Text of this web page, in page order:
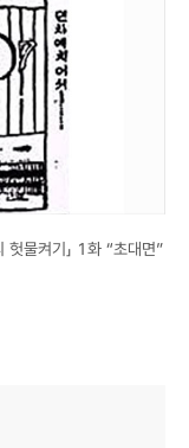
물켜기」 1화 “초대면”